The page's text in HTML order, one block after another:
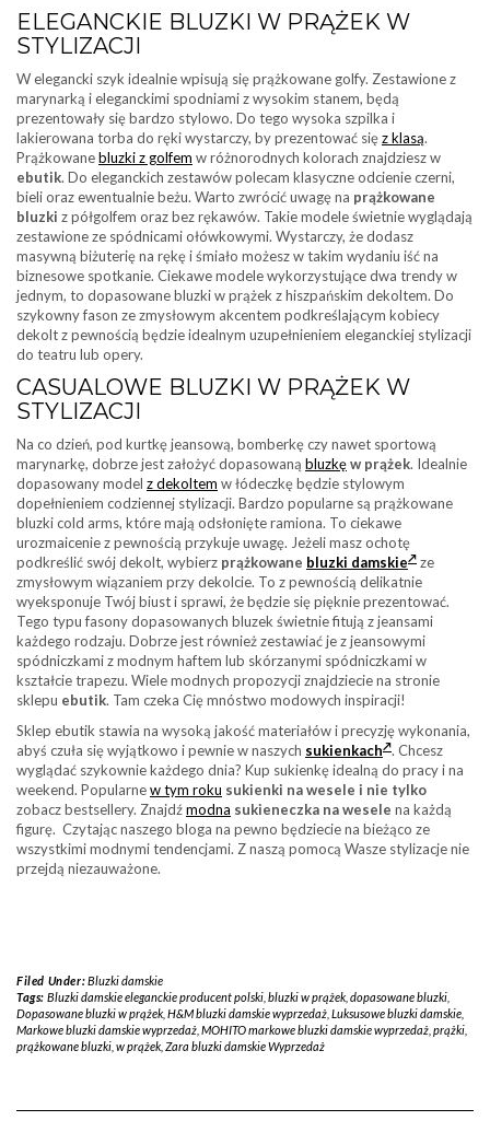
ELEGANCKIE BLUZKI W PRĄŻEK W
STYLIZACJI
W elegancki szyk idealnie wpisują się prążkowane golfy. Zestawione z
marynarką i eleganckimi spodniami z wysokim stanem, będą
prezentowały się bardzo stylowo. Do tego wysoka szpilka i
lakierowana torba do ręki wystarczy, by prezentować sięz klasą.
Prążkowanebluzki z golfem w różnorodnych kolorach znajdziesz w
ebutik. Do eleganckich zestawów polecam klasyczne odcienie czerni,
bieli oraz ewentualnie beżu. Warto zwrócić uwagę na prążkowane
bluzki z półgolfem oraz bez rękawów. Takie modele świetnie wyglądają
zestawione ze spódnicami ołówkowymi. Wystarczy, że dodasz
masywną biżuterię na rękę i śmiało możesz w takim wydaniu iść na
biznesowe spotkanie. Ciekawe modele wykorzystujące dwa trendy w
jednym, to dopasowane bluzki w prążek z hiszpańskim dekoltem. Do
szykowny fason ze zmysłowym akcentem podkreślającym kobiecy
dekolt z pewnością będzie idealnym uzupełnieniem eleganckiej stylizacji
do teatru lub opery.
CASUALOWE BLUZKI W PRĄŻEK W
STYLIZACJI
Na co dzień, pod kurtkę jeansową, bomberkę czy nawet sportową
marynarkę, dobrze jest założyć dopasowaną bluzkęw prążek. Idealnie
dopasowany model z dekoltem w łódeczkę będzie stylowym
dopełnieniem codziennej stylizacji. Bardzo popularne są prążkowane
bluzki cold arms, które mają odsłonięte ramiona. To ciekawe
urozmaicenie z pewnością przykuje uwagę. Jeżeli masz ochotę
podkreślić swój dekolt, wybierz prążkowane bluzki damskie
ze
zmysłowym wiązaniem przy dekolcie. To z pewnością delikatnie
wyeksponuje Twój biust i sprawi, że będzie się pięknie prezentować.
Tego typu fasony dopasowanych bluzek świetnie fitują z jeansami
każdego rodzaju. Dobrze jest również zestawiać je z jeansowymi
spódniczkami z modnym haftem lub skórzanymi spódniczkami w
kształcie trapezu. Wiele modnych propozycji znajdziecie na stronie
sklepu ebutik. Tam czeka Cię mnóstwo modowych inspiracji!
Sklep ebutik stawia na wysoką jakość materiałów i precyzję wykonania,
abyś czuła się wyjątkowo i pewnie w naszych sukienkach . Chcesz
wyglądać szykownie każdego dnia? Kup sukienkę idealną do pracy i na
weekend. Popularnew tym roku sukienki na wesele i nie tylko
zobacz bestsellery. Znajdźmodna sukieneczka na wesele na każdą
figurę. Czytając naszego bloga na pewno będziecie na bieżąco ze
wszystkimi modnymi tendencjami. Z naszą pomocą Wasze stylizacje nie
przejdą niezauważone.
Filed Under:Bluzki damskie
Tags: Bluzki damskie eleganckie producent polski, bluzki w prążek, dopasowane bluzki,
Dopasowane bluzki w prążek H&M bluzki damskie wyprzedaż Luksusowe bluzki damskie
Markowe bluzki damskie wyprzedaż MOHITO markowe bluzki damskie wyprzedaż prążki
prążkowane bluzki w prążek Zara bluzki damskie Wyprzedaż